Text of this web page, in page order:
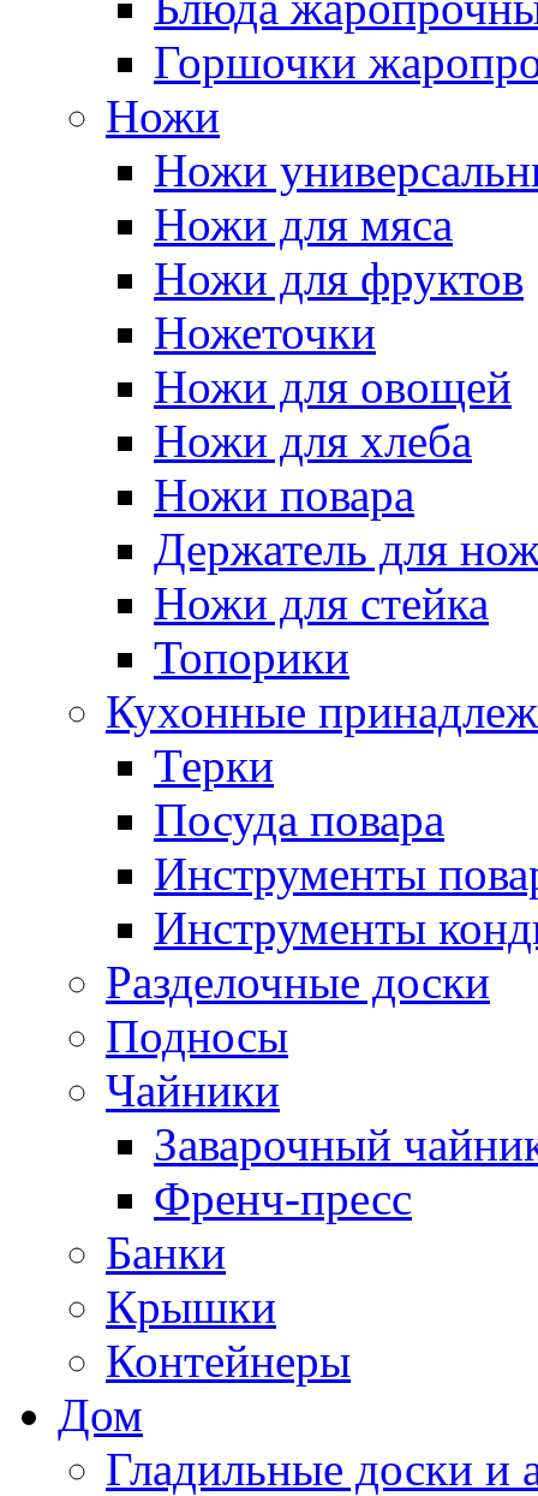
Горшочки
Ножи
Ножи
Ножи для мяса
Ножи для фруктов
Ножеточки
Ножи для овощей
Ножи для хлеба
Ножи повара
Держатель для
Ножи для стейка
Топорики
Кухонные
Терки
Посуда повара
Инструменты
Инструменты
Разделочные доски
Подносы
Чайники
Заварочный
Френч-пресс
Банки
Крышки
Контейнеры
Дом
Гладильные доски и